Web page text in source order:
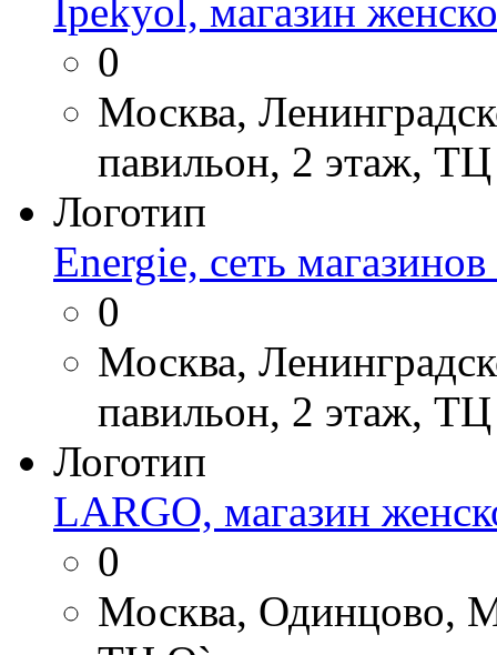
Ipekyol, магазин
0
Москва,
павильон, 2 этаж,
Логотип
Energie, сеть
0
Москва,
павильон, 2 этаж,
Логотип
LARGO, магазин
0
Москва, Одинцово,